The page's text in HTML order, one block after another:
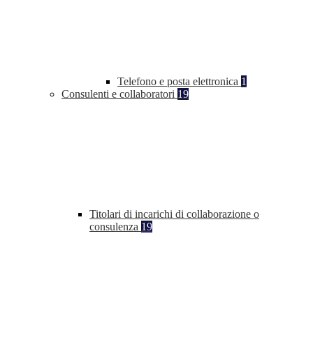
Telefono e posta elettronica 1
Consulenti e collaboratori 19
Titolari di incarichi di collaborazione o
consulenza 19